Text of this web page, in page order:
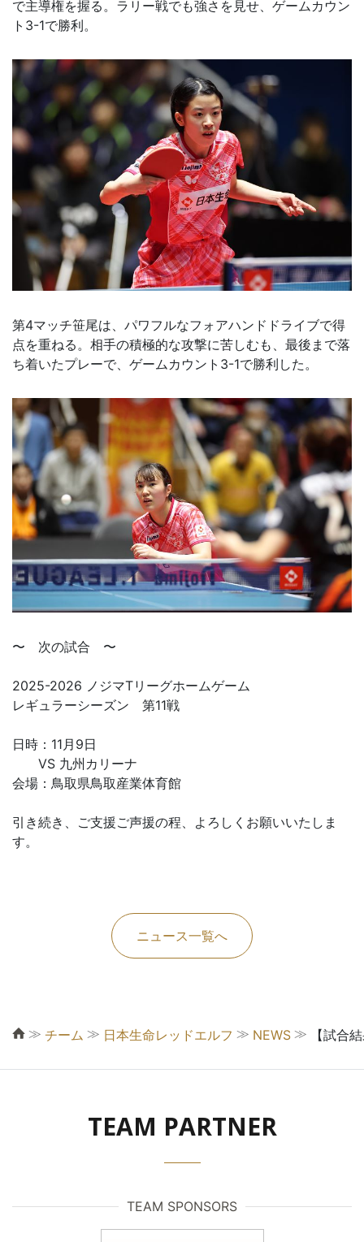
で主導権を握る。ラリー戦でも強さを見せ、ゲームカウン
ト3-1で勝利。
第4マッチ笹尾は、パワフルなフォアハンドドライブで得
点を重ねる。相手の積極的な攻撃に苦しむも、最後まで落
ち着いたプレーで、ゲームカウント3-1で勝利した。
〜 次の試合 〜
2025-2026 ノジマTリーグホームゲーム
レギュラーシーズン 第11戦
日時：11月9日
VS 九州カリーナ
会場：鳥取県鳥取産業体育館
引き続き、ご支援ご声援の程、よろしくお願いいたしま
す。
ニュース一覧へ
≫ チーム ≫ 日本生命レッドエルフ ≫ NEWS ≫ 【試合
TEAM PARTNER
TEAM SPONSORS